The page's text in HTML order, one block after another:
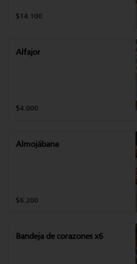
$14.100
Alfajor
$4.000
Almojábana
$6.200
Bandeja de corazones x6